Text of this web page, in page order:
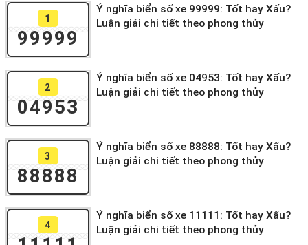
1
99999
Ý nghĩa biển số xe 99999: Tốt hay Xấu?
Luận giải chi tiết theo phong thủy
2
04953
Ý nghĩa biển số xe 04953: Tốt hay Xấu?
Luận giải chi tiết theo phong thủy
3
88888
Ý nghĩa biển số xe 88888: Tốt hay Xấu?
Luận giải chi tiết theo phong thủy
4
Ý nghĩa biển số xe 11111: Tốt hay Xấu?
Luận giải chi tiết theo phong thủy